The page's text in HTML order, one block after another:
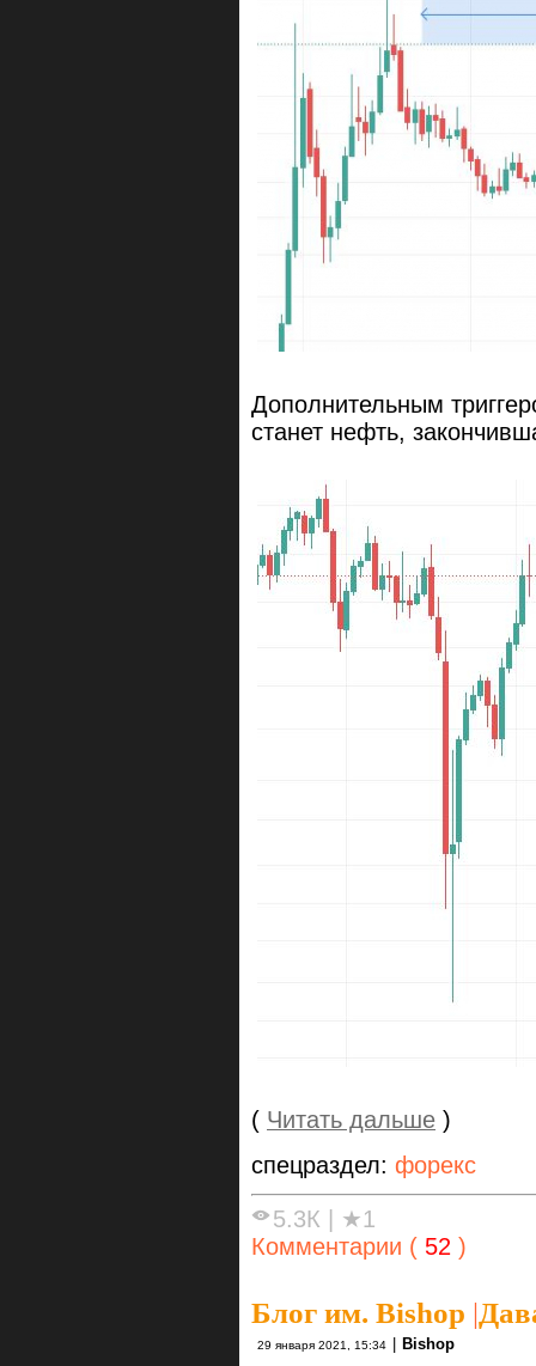
Дополнительным
станет нефть,
( Читать дальше )
спецраздел: форекс
5.3К
★1
Комментарии ( 52 )
Блог им. Bishop |
29 января 2021, 15:34 Bishop